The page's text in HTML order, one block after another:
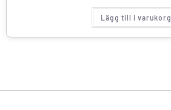
Lägg till i varukorg